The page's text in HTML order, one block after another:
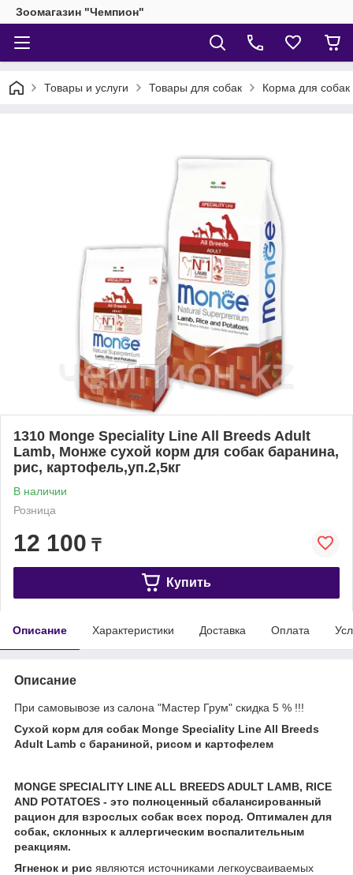
Зоомагазин "Чемпион"
Товары и услуги Товары для собак Корма для собак
1310 Monge Speciality Line All Breeds Adult
Lamb, Монже сухой корм для собак баранина,
рис, картофель,уп.2,5кг
В наличии
Розница
12 100 ₸
Купить
Описание Характеристики Доставка Оплата
Описание
При самовывозе из салона "Мастер Грум" скидка 5 % !!!
Сухой корм для собак Monge Speciality Line All Breeds
Adult Lamb с бараниной, рисом и картофелем
MONGE SPECIALITY LINE ALL BREEDS ADULT LAMB, RICE
AND POTATOES - это полноценный сбалансированный
рацион для взрослых собак всех пород. Оптимален для
собак, склонных к аллергическим воспалительным
реакциям.
Ягненок и рис являются источниками легкоусваиваемых